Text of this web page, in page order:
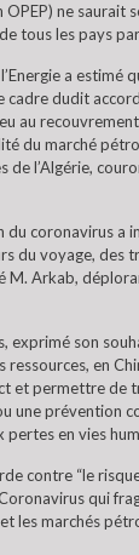
ne saurait
tous les pays
a estimé
cadre dudit
au
du marché
de l’Algérie,
du coronavirus a
du voyage, des
M. Arkab,
exprimé son
en
et permettre de
une prévention
en vies
contre “le
qui
les marchés